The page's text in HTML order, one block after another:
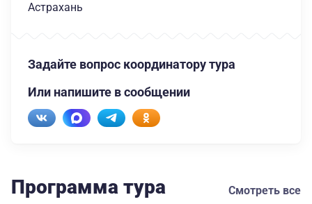
Астрахань
Задайте вопрос координатору тура
Или напишите в сообщении
Программа тура Смотреть все